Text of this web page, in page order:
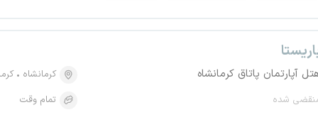
آپارتمان پاتاق کرمانشاه
شده
کرمانشاه
تمام وقت